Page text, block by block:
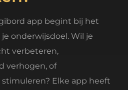
app begint bij het
onderwijsdoel. Wil je
verbeteren,
verhogen, of
Elke app heeft